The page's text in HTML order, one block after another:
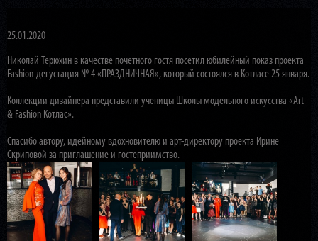
25.01.2020
Николай Терюхин в качестве почетного гостя посетил юбилейный показ проекта
Fashion-дегустация № 4 «ПРАЗДНИЧНАЯ», который состоялся в Котласе 25 января.
Коллекции дизайнера представили ученицы Школы модельного искусства «Art
& Fashion Котлас».
Спасибо автору, идейному вдохновителю и арт-директору проекта Ирине
Скриповой за приглашение и гостеприимство.